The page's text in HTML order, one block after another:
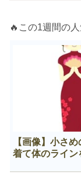
🔥この1週間の
【画像】小さ
着て体のライン